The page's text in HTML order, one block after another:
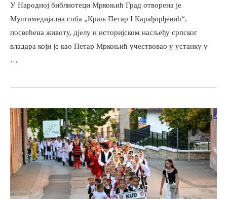
У Народној библиотеци Мркоњић Град отворена је
Мултимедијална соба „Краљ Петар I Карађорђевић“,
посвећена животу, дјелу и историјском насљеђу српског
владара који је као Петар Мркоњић учествовао у устанку у
…